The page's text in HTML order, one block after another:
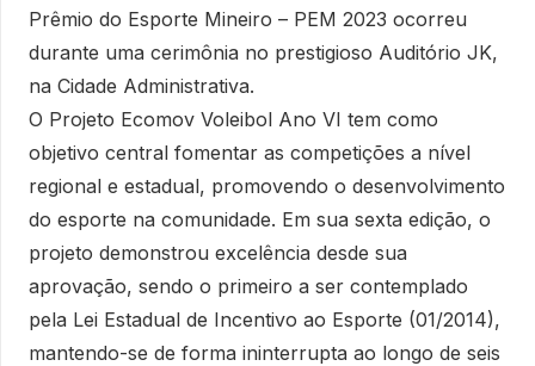
Prêmio do Esporte Mineiro – PEM 2023 ocorreu
durante uma cerimônia no prestigioso Auditório JK,
na Cidade Administrativa.
O Projeto Ecomov Voleibol Ano VI tem como
objetivo central fomentar as competições a nível
regional e estadual, promovendo o desenvolvimento
do esporte na comunidade. Em sua sexta edição, o
projeto demonstrou excelência desde sua
aprovação, sendo o primeiro a ser contemplado
pela Lei Estadual de Incentivo ao Esporte (01/2014),
mantendo-se de forma ininterrupta ao longo de seis